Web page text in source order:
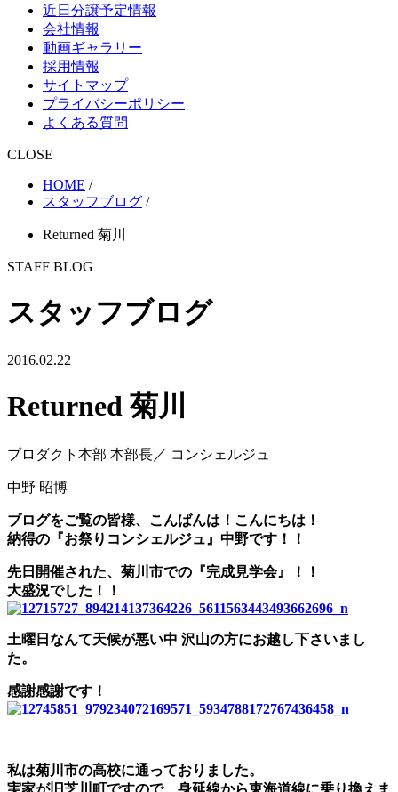
近日分譲予定情報
会社情報
動画ギャラリー
採用情報
サイトマップ
プライバシーポリシー
よくある質問
CLOSE
HOME /
スタッフブログ /
Returned 菊川
STAFF BLOG
スタッフブログ
2016.02.22
Returned 菊川
プロダクト本部 本部長／ コンシェルジュ
中野 昭博
ブログをご覧の皆様、こんばんは！こんにちは！
納得の『お祭りコンシェルジュ』中野です！！
先日開催された、菊川市での『完成見学会』！！
大盛況でした！！
土曜日なんて天候が悪い中 沢山の方にお越し下さいまし
た。
感謝感謝です！
私は菊川市の高校に通っておりました。
実家が旧芝川町ですので、身延線から東海道線に乗り換えま